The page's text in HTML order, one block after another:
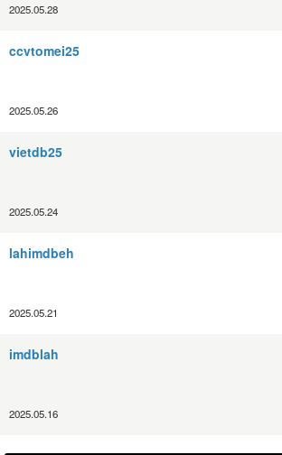
2025.05.28
ccvtomei25
2025.05.26
vietdb25
2025.05.24
lahimdbeh
2025.05.21
imdblah
2025.05.16